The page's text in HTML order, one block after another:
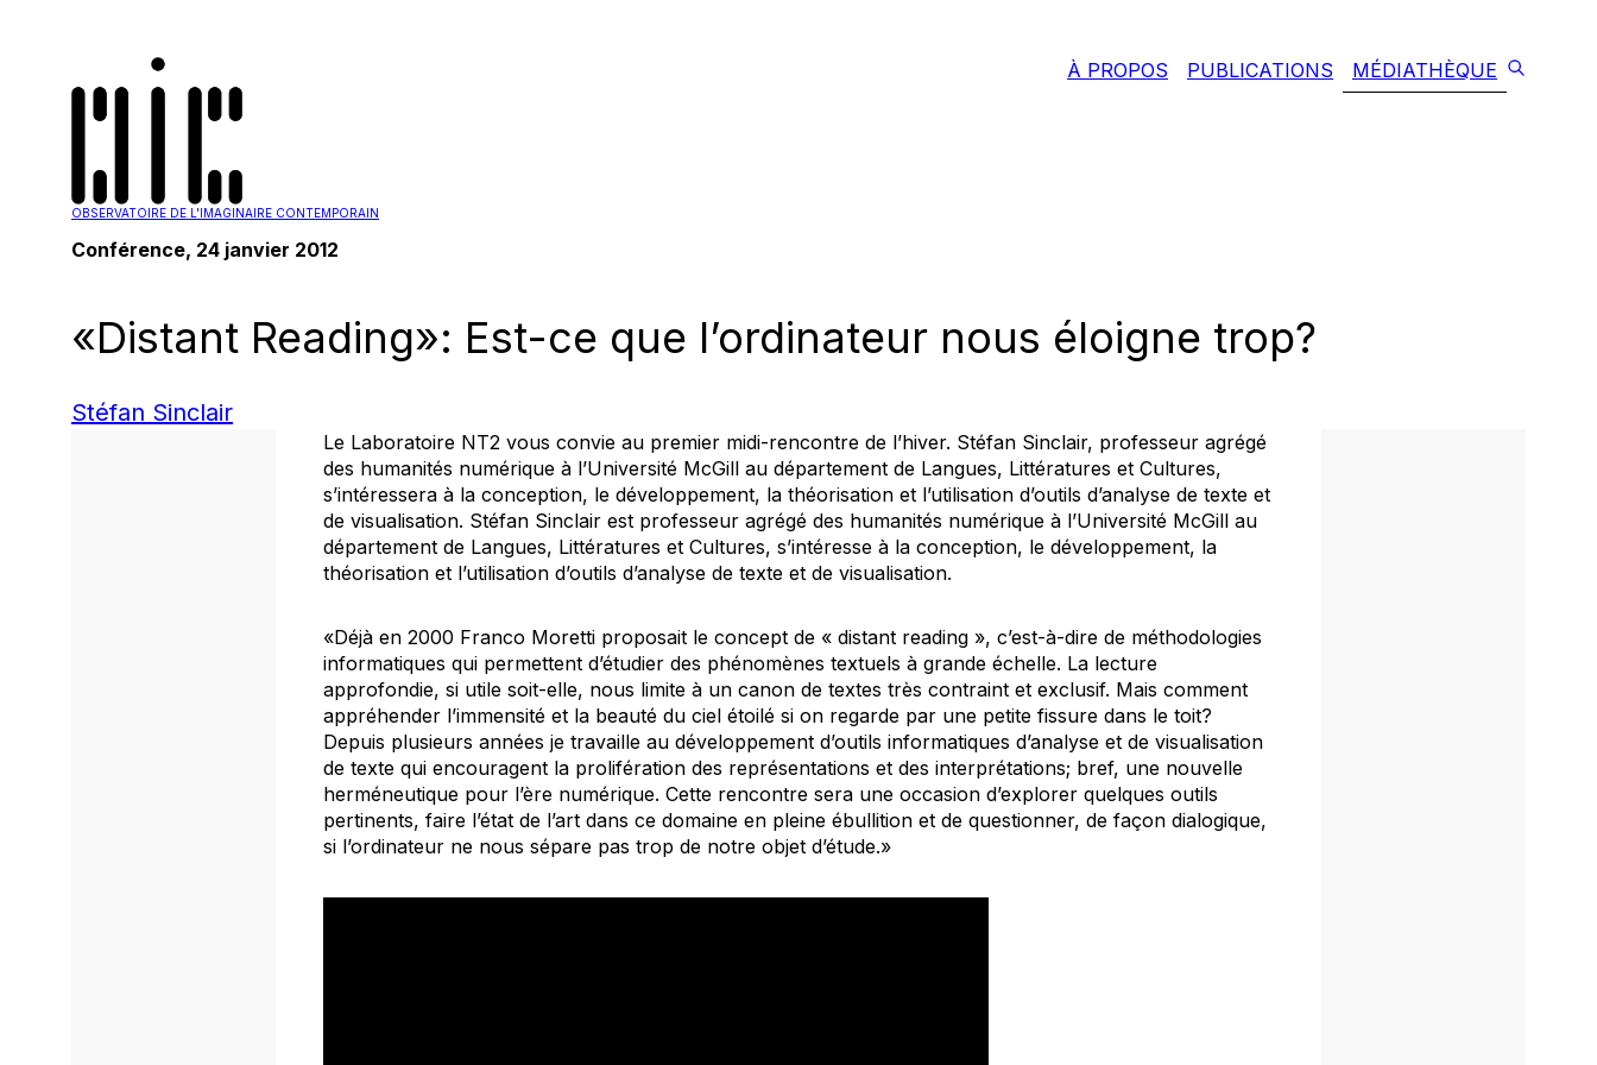
OBSERVATOIRE DE L'IMAGINAIRE CONTEMPORAIN
À PROPOS PUBLICATIONS MÉDIATHÈQUE
Conférence, 24 janvier 2012
«Distant Reading»: Est-ce que l’ordinateur nous éloigne trop?
Stéfan Sinclair
Le Laboratoire NT2 vous convie au premier midi-rencontre de l’hiver. Stéfan Sinclair, professeur agrégé
des humanités numérique à l’Université McGill au département de Langues, Littératures et Cultures,
s’intéressera à la conception, le développement, la théorisation et l’utilisation d’outils d’analyse de texte et
de visualisation. Stéfan Sinclair est professeur agrégé des humanités numérique à l’Université McGill au
département de Langues, Littératures et Cultures, s’intéresse à la conception, le développement, la
théorisation et l’utilisation d’outils d’analyse de texte et de visualisation.
«Déjà en 2000 Franco Moretti proposait le concept de « distant reading », c’est-à-dire de méthodologies
informatiques qui permettent d’étudier des phénomènes textuels à grande échelle. La lecture
approfondie, si utile soit-elle, nous limite à un canon de textes très contraint et exclusif. Mais comment
appréhender l’immensité et la beauté du ciel étoilé si on regarde par une petite fissure dans le toit?
Depuis plusieurs années je travaille au développement d’outils informatiques d’analyse et de visualisation
de texte qui encouragent la prolifération des représentations et des interprétations; bref, une nouvelle
herméneutique pour l’ère numérique. Cette rencontre sera une occasion d’explorer quelques outils
pertinents, faire l’état de l’art dans ce domaine en pleine ébullition et de questionner, de façon dialogique,
si l’ordinateur ne nous sépare pas trop de notre objet d’étude.»